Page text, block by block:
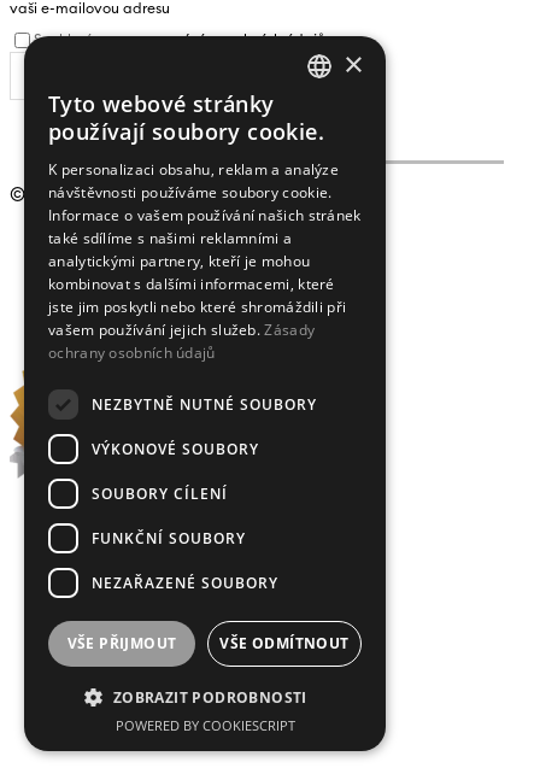
vaši e-mailovou adresu
Souhlasím sezpracováním osobních údajů.
© 2009 - 2026 Crystalex CZ, s.r.o.
×
Tyto webové stránky
používají soubory cookie.
K personalizaci obsahu, reklam a analýze
návštěvnosti používáme soubory cookie.
Informace o vašem používání našich stránek
také sdílíme s našimi reklamními a
analytickými partnery, kteří je mohou
kombinovat s dalšími informacemi, které
jste jim poskytli nebo které shromáždili při
vašem používání jejich služeb.Zásady
ochrany osobních údajů
NEZBYTNĚ NUTNÉ SOUBORY
VÝKONOVÉ SOUBORY
SOUBORY CÍLENÍ
FUNKČNÍ SOUBORY
NEZAŘAZENÉ SOUBORY
VŠE PŘIJMOUT VŠE ODMÍTNOUT
ZOBRAZIT PODROBNOSTI
POWERED BY COOKIESCRIPT